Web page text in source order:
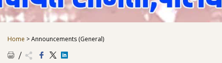
Home >Announcements (General)